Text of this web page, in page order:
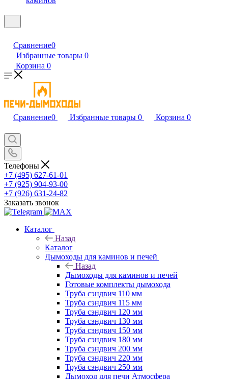
Сравнение0
Избранные товары 0
Корзина 0
Сравнение0 Избранные товары 0 Корзина 0
Телефоны
+7 (495) 627-61-01
+7 (925) 904-93-00
+7 (926) 631-24-82
Заказать звонок
Каталог
Назад
Каталог
Дымоходы для каминов и печей
Назад
Дымоходы для каминов и печей
Готовые комплекты дымохода
Труба сэндвич 110 мм
Труба сэндвич 115 мм
Труба сэндвич 120 мм
Труба сэндвич 130 мм
Труба сэндвич 150 мм
Труба сэндвич 180 мм
Труба сэндвич 200 мм
Труба сэндвич 220 мм
Труба сэндвич 250 мм
Дымоход для печи Атмосфера